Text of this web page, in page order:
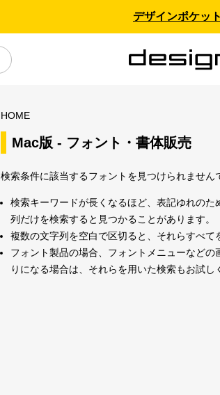
デザインポケッ
HOME
Mac版 - フォント・書体販売
検索条件に該当するフォントを見つけられません
検索キーワードが長くなるほど、表記ゆれの
列だけを検索すると見つかることがあります。
複数の文字列を空白で区切ると、それらすべて
フォント製品の場合、フォントメニューなど
りになる場合は、それらを用いた検索もお試し